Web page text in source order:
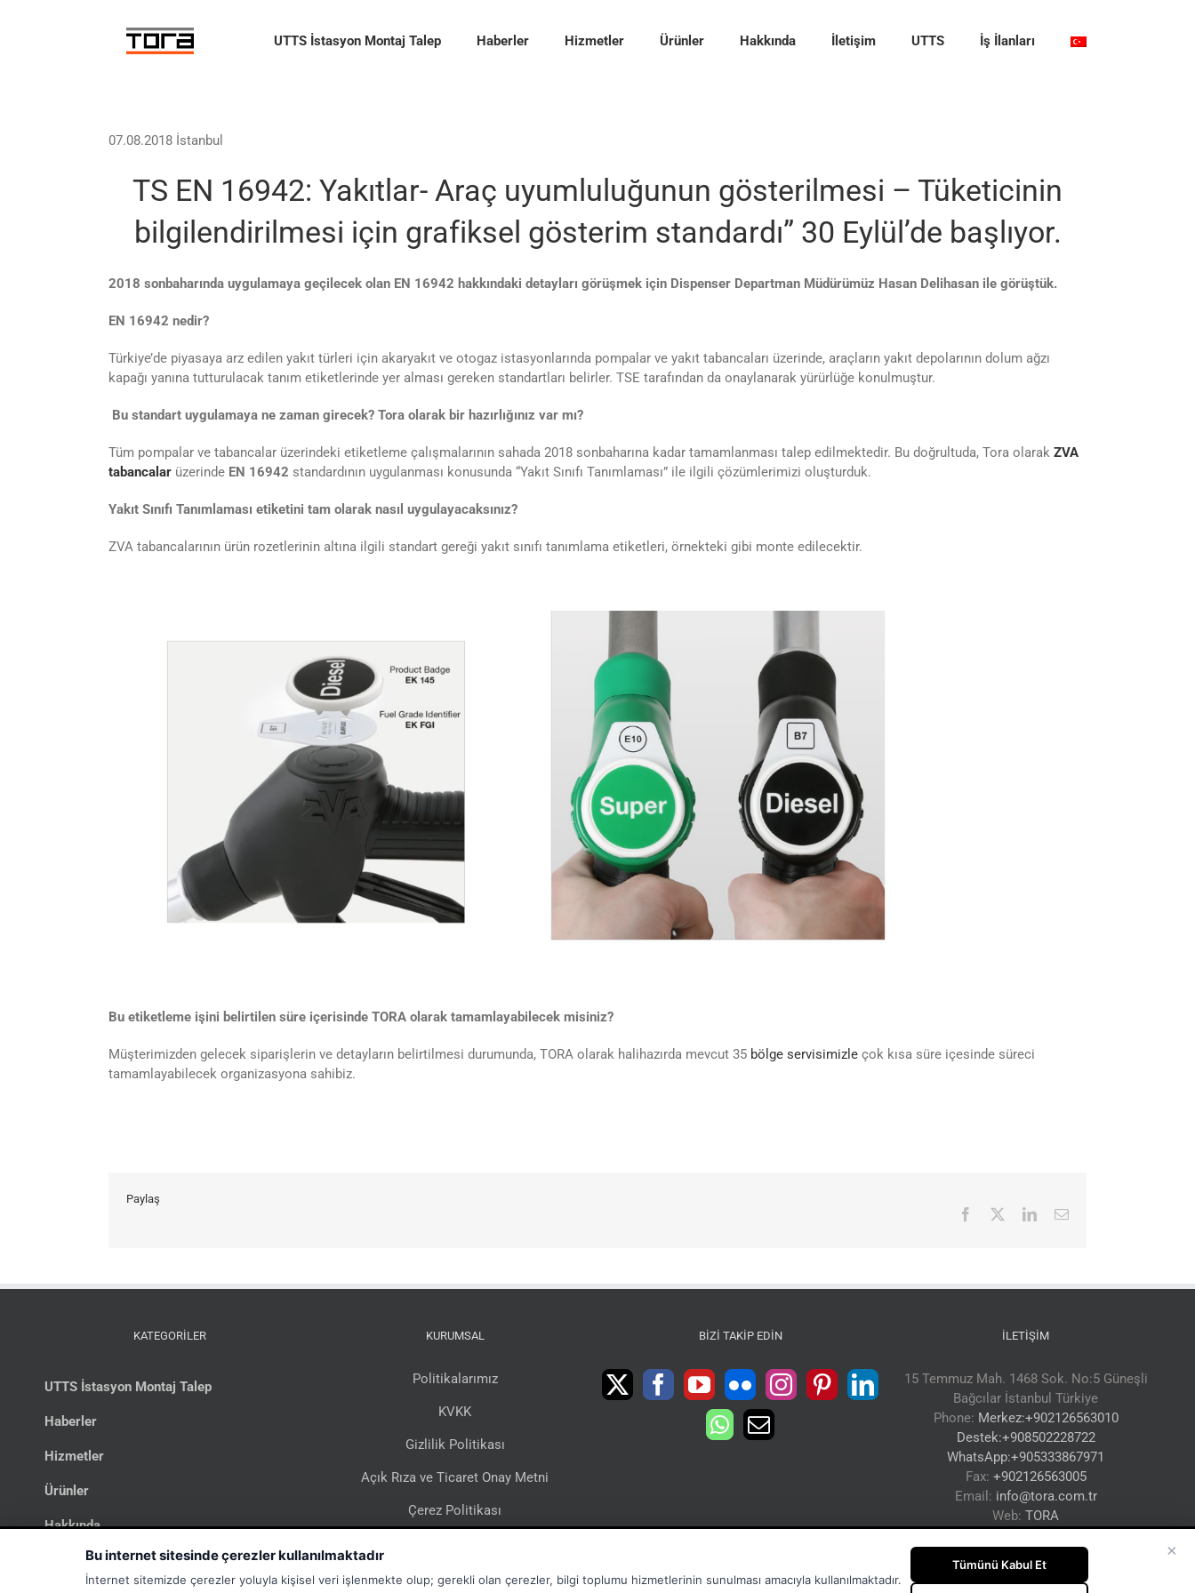
UTTS İstasyon Montaj Talep Haberler Hizmetler Ürünler Hakkında İletişim UTTS İş İlanları
07.08.2018 İstanbul
TS EN 16942: Yakıtlar- Araç uyumluluğunun gösterilmesi – Tüketicinin
bilgilendirilmesi için grafiksel gösterim standardı” 30 Eylül’de başlıyor.
2018 sonbaharında uygulamaya geçilecek olan EN 16942 hakkındaki detayları görüşmek için Dispenser Departman Müdürümüz Hasan Delihasan ile görüştük.
EN 16942 nedir?
Türkiye’de piyasaya arz edilen yakıt türleri için akaryakıt ve otogaz istasyonlarında pompalar ve yakıt tabancaları üzerinde, araçların yakıt depolarının dolum ağzı
kapağı yanına tutturulacak tanım etiketlerinde yer alması gereken standartları belirler. TSE tarafından da onaylanarak yürürlüğe konulmuştur.
Bu standart uygulamaya ne zaman girecek? Tora olarak bir hazırlığınız var mı?
Tüm pompalar ve tabancalar üzerindeki etiketleme çalışmalarının sahada 2018 sonbaharına kadar tamamlanması talep edilmektedir. Bu doğrultuda, Tora olarak ZVA
tabancalar üzerinde EN 16942 standardının uygulanması konusunda “Yakıt Sınıfı Tanımlaması” ile ilgili çözümlerimizi oluşturduk.
Yakıt Sınıfı Tanımlaması etiketini tam olarak nasıl uygulayacaksınız?
ZVA tabancalarının ürün rozetlerinin altına ilgili standart gereği yakıt sınıfı tanımlama etiketleri, örnekteki gibi monte edilecektir.
Bu etiketleme işini belirtilen süre içerisinde TORA olarak tamamlayabilecek misiniz?
Müşterimizden gelecek siparişlerin ve detayların belirtilmesi durumunda, TORA olarak halihazırda mevcut 35 bölge servisimizle çok kısa süre içesinde süreci
tamamlayabilecek organizasyona sahibiz.
Paylaş
Facebook LinkedIn
E-
KATEGORİLER
UTTS İstasyon Montaj Talep
Haberler
Hizmetler
Ürünler
Hakkında
İletişim
KURUMSAL
Politikalarımız
KVKK
Gizlilik Politikası
Açık Rıza ve Ticaret Onay Metni
Çerez Politikası
Sertifikalarımız
BIZI TAKIP EDIN İLETIŞIM
15 Temmuz Mah. 1468 Sok. No:5 Güneşli
Bağcılar İstanbul Türkiye
Phone: Merkez:+902126563010
Destek:+908502228722
WhatsApp:+905333867971
Fax: +902126563005
Email: info@tora.com.tr
Web: TORA
×
Bu internet sitesinde çerezler kullanılmaktadır
İnternet sitemizde çerezler yoluyla kişisel veri işlenmekte olup; gerekli olan çerezler, bilgi toplumu hizmetlerinin sunulması amacıyla kullanılmaktadır.
Tümünü Kabul Et